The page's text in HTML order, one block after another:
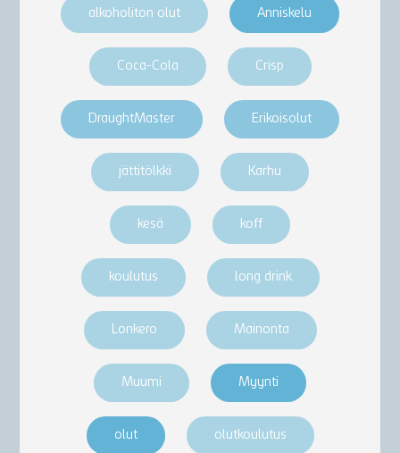
alkoholiton olut Anniskelu
Coca-Cola Crisp
DraughtMaster Erikoisolut
jättitölkki Karhu
kesä koff
koulutus long drink
Lonkero Mainonta
Muumi Myynti
olut olutkoulutus